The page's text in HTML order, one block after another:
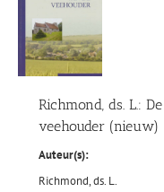
Richmond, ds. L.:
veehouder (nieuw)
Auteur(s):
Richmond, ds. L.